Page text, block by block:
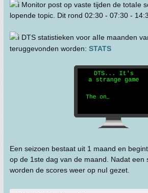
Monitor post op vaste tijden de totaIe
lopende topic. Dit rond 02:30 - 07:30 -
DTS statistieken voor aIIe maanden
teruggevonden worden: STATS
Een seizoen bestaat uit 1 maand en
op de 1ste dag van de maand. Nadat een
worden de scores weer op nuI gezet.